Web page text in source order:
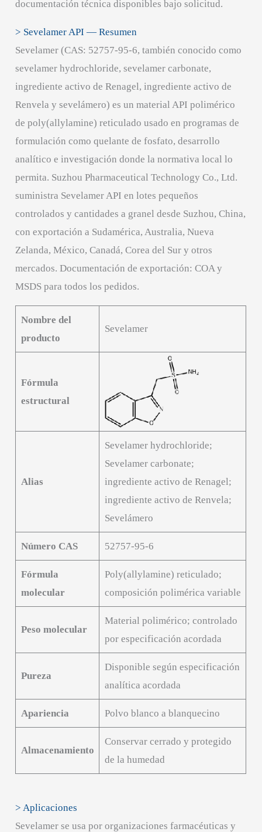
documentación técnica disponibles bajo solicitud.
> Sevelamer API — Resumen
Sevelamer (CAS: 52757-95-6, también conocido como
sevelamer hydrochloride, sevelamer carbonate,
ingrediente activo de Renagel, ingrediente activo de
Renvela y sevelámero) es un material API polimérico
de poly(allylamine) reticulado usado en programas de
formulación como quelante de fosfato, desarrollo
analítico e investigación donde la normativa local lo
permita. Suzhou Pharmaceutical Technology Co., Ltd.
suministra Sevelamer API en lotes pequeños
controlados y cantidades a granel desde Suzhou, China,
con exportación a Sudamérica, Australia, Nueva
Zelanda, México, Canadá, Corea del Sur y otros
mercados. Documentación de exportación: COA y
MSDS para todos los pedidos.
Nombre del
producto
Sevelamer
Fórmula
estructural
Alias
Sevelamer hydrochloride;
Sevelamer carbonate;
ingrediente activo de Renagel;
ingrediente activo de Renvela;
Sevelámero
Número CAS 52757-95-6
Fórmula
molecular
Poly(allylamine) reticulado;
composición polimérica variable
Peso molecular
Material polimérico; controlado
por especificación acordada
Pureza
Disponible según especificación
analítica acordada
Apariencia Polvo blanco a blanquecino
Almacenamiento
Conservar cerrado y protegido
de la humedad
> Aplicaciones
Sevelamer se usa por organizaciones farmacéuticas y